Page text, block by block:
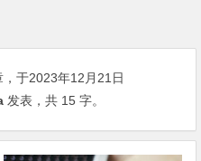
于2023年12月21日
发表，共 15 字。